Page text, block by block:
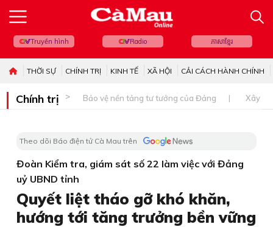
Truyền hình Radio ភាសាខ្មែរ
THỜI SỰ CHÍNH TRỊ KINH TẾ XÃ HỘI CẢI CÁCH HÀNH CHÍNH
Chính trị Bảo vệ nền tảng tư tưởng của Đảng Xây
Theo dõi Báo điện tử Cà Mau trên
Đoàn Kiểm tra, giám sát số 22 làm việc với Đảng
uỷ UBND tỉnh
Quyết liệt tháo gỡ khó khăn,
hướng tới tăng trưởng bền vững